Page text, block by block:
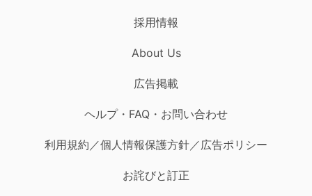
採用情報
About Us
広告掲載
ヘルプ・FAQ・お問い合わせ
利用規約／個人情報保護方針／広告ポリシー
お詫びと訂正